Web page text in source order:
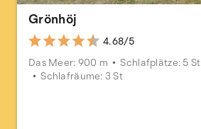
Grönhöj
4.68/5
Das Meer: 900 m
Schlafplätze: 5 St
Schlafräume: 3 St